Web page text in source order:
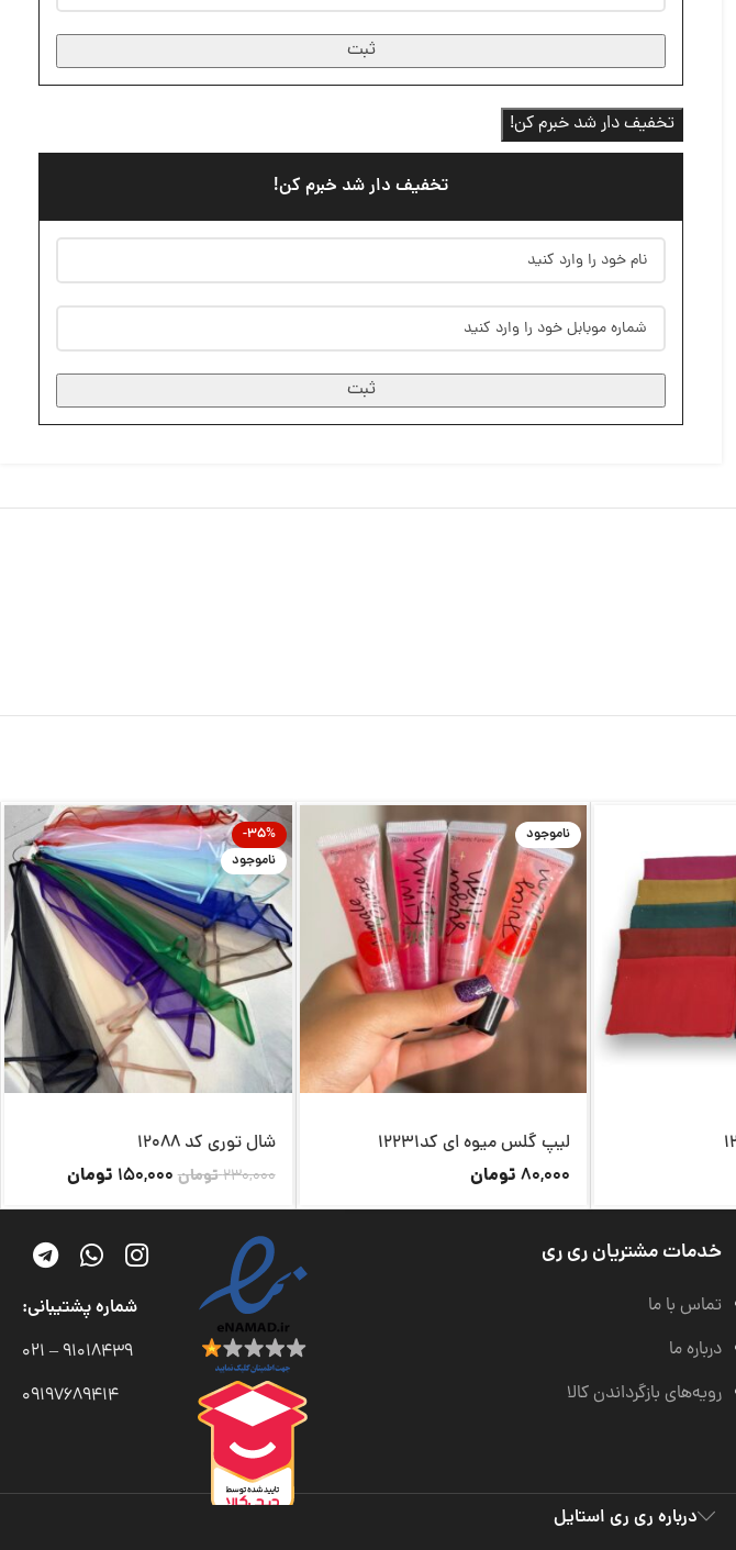
ثبت
تخفیف دار شد خبرم کن!
تخفیف دار شد خبرم کن!
ثبت
ناموجود
لیپ گلس میوه ای کد12231
80,000 تومان
-35%
ناموجود
شال توری کد 12088
230,000تومان 150,000 تومان
خدمات مشتریان ری ری
تماس با ما
درباره ما
رویه‌های بازگرداندن کالا
شماره پشتیبانی:
91018439 – 021
09197689414
درباره ری ری استایل